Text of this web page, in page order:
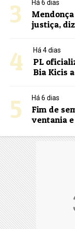
3 Há 6 dias
justiça,
4 Há 4 dias
PL
Bia Kicis
5 Há 6 dias
Fim de
ventania